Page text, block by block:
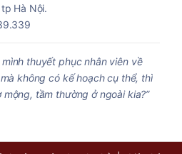
Hà Nội.
thuyết phục nhân viên về
không có kế hoạch cụ thể, thì
tầm thường ở ngoài kia?”